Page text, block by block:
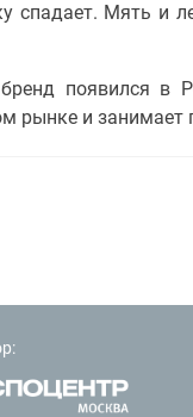
спадает. Мять и
появился в
рынке и занимает